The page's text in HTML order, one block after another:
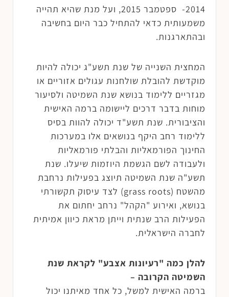
2014- ספטמבר 2015, ועל מנת שהיא תהייה
משמעותית כדאי להתחיל כבר היום בחשיבה
ובהתארגנות.
המחצית השנייה של שנת תשע"ג יכולה להיות
מוקדשת להובלת שולחנות עגולים אזוריים או
מגזריים ללימוד בנושא שנת השמיטה ולסיעור
מוחות בדבר דרכים ליישומה ברמה האישית
והציבורית. שנת תשע"ד יכולה להוות בסיס
ללימוד רחב היקף בנושאים אלו במערכות
החינוך הפורמאליות והבלתי פורמאליות
ולעבודה לשם הגשמת היוזמות שיעלו. שנת
תשע"ה שנת השמיטה תיוצג בפעילות נרחבת
מהשטח (grass roots) לצד עיסוק תקשורתי
בנושא, ואירוע "הקהל" נרחב יחתום את
הפעילות הרב שנתית וייתן מראת כיוון אמיתית
לחברה הישראלית.
להלן כמה "רעיונות אצבע" לקראת שנת
השמיטה הקרובה –
ברמה האישית למשל, כל אחד מאיתנו יכול